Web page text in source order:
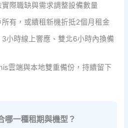
際職缺與需求調整設備數量
有，或續租新機折抵2個月租金
小時線上響應、雙北6小時內換備
雲端與本地雙重備份，持續留下
哪一種租期與機型？